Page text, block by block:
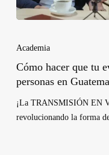
Academia
Cómo hacer que tu
personas en
¡La TRANSMISIÓN EN
revolucionando la forma